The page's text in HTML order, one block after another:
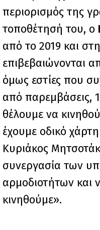
περιορισμός της
τοποθέτησή του, ο
από το 2019 και
επιβεβαιώνονται
όμως εστίες που
από παρεμβάσεις,
θέλουμε να
έχουμε οδικό
Κυριάκος
συνεργασία των
αρμοδιοτήτων και
κινηθούμε».